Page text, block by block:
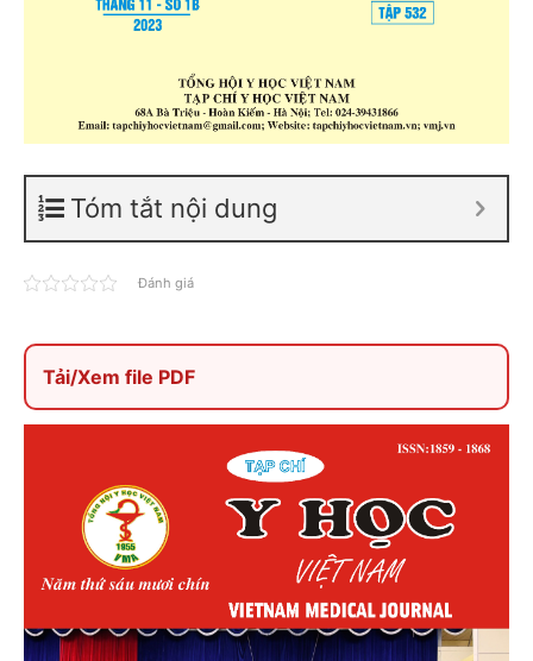
Tóm tắt nội dung
Đánh giá
Tải/Xem file PDF